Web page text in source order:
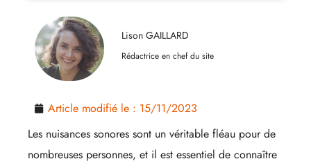
Lison GAILLARD
Rédactrice en chef du site
Article modifié le : 15/11/2023
Les nuisances sonores sont un véritable fléau pour de
nombreuses personnes, et il est essentiel de connaître